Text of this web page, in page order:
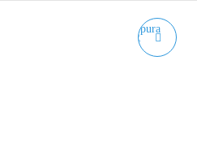
PETG REFILL HYPER